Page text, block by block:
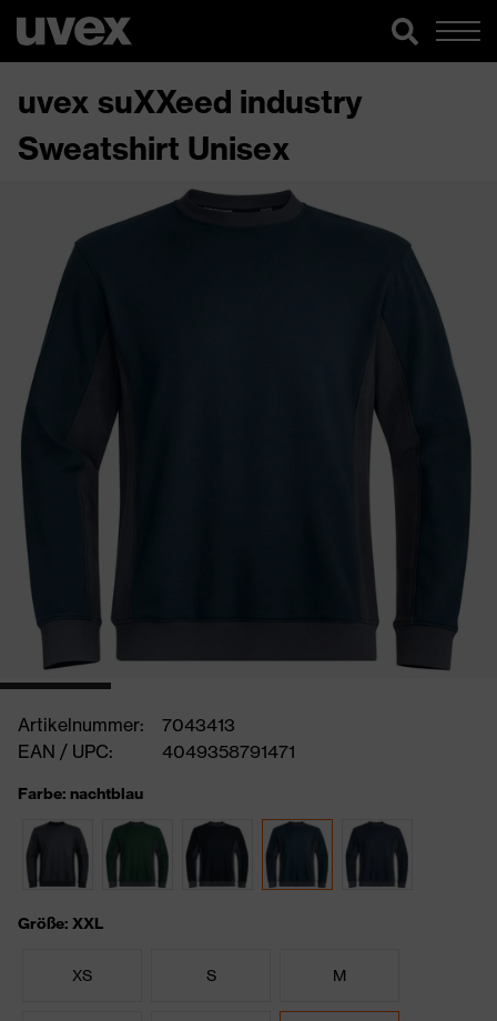
uvex suXXeed industry
Sweatshirt Unisex
Artikelnummer:
7043413
EAN / UPC:
4049358791471
Farbe: nachtblau
Größe: XXL
XS S M